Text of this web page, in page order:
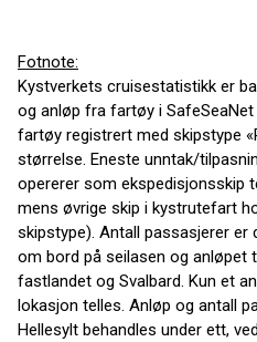
Fotnote:
Kystverkets cruisestatistikk er
og anløp fra fartøy i
fartøy registrert med skipstype
størrelse. Eneste unntak/
opererer som ekspedisjonsskip
mens øvrige skip i kystrutefart
skipstype). Antall passasjerer
om bord på seilasen og anløpet
fastlandet og Svalbard. Kun et
lokasjon telles. Anløp og antall
Hellesylt behandles under ett,